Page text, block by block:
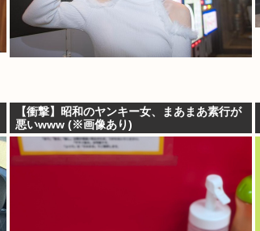
【衝撃】昭和のヤンキー女、まあまあ素行が
悪いwww (※画像あり)